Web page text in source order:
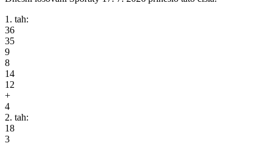
1. tah:
36
35
9
8
14
12
+
4
2. tah:
18
3